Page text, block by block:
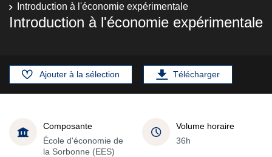
Introduction à l'économie expérimentale
Introduction à l'économie expérimentale
Ajouter à la sélection Télécharger
Composante
École d'économie de
la Sorbonne (EES)
Volume horaire
36h